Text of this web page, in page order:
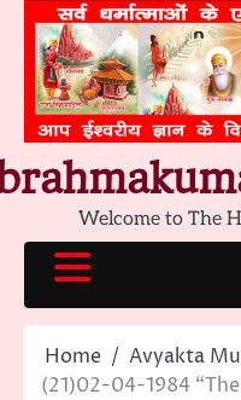
content
Welcome to The
Home
Avyakta
(21)02-04-1984